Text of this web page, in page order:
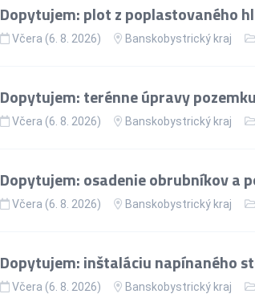
Dopytujem: plot z poplastovaného
Včera (6. 8. 2026) Banskobystrický kraj
Dopytujem: terénne úpravy
Včera (6. 8. 2026) Banskobystrický kraj
Dopytujem: osadenie obrubníkov a
Včera (6. 8. 2026) Banskobystrický kraj
Dopytujem: inštaláciu napínaného
Včera (6. 8. 2026) Banskobystrický kraj